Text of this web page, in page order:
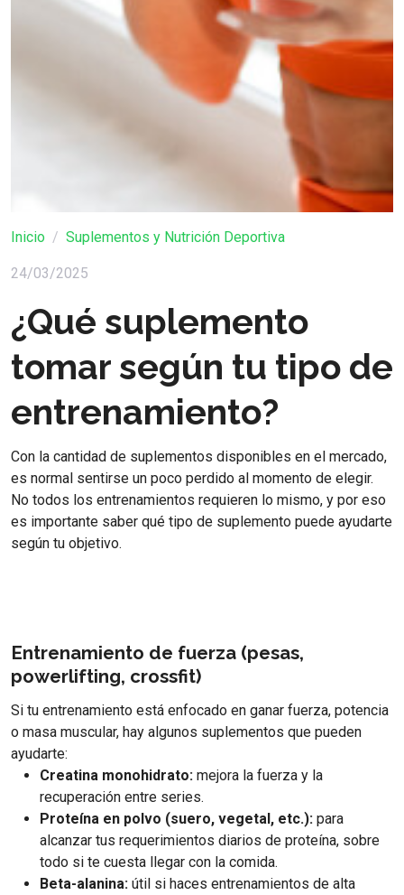
Inicio Suplementos y Nutrición Deportiva
24/03/2025
¿Qué suplemento
tomar según tu tipo de
entrenamiento?
Con la cantidad de suplementos disponibles en el mercado,
es normal sentirse un poco perdido al momento de elegir.
No todos los entrenamientos requieren lo mismo, y por eso
es importante saber qué tipo de suplemento puede ayudarte
según tu objetivo.
Entrenamiento de fuerza (pesas,
powerlifting, crossfit)
Si tu entrenamiento está enfocado en ganar fuerza, potencia
o masa muscular, hay algunos suplementos que pueden
ayudarte:
Creatina monohidrato: mejora la fuerza y la
recuperación entre series.
Proteína en polvo (suero, vegetal, etc.): para
alcanzar tus requerimientos diarios de proteína, sobre
todo si te cuesta llegar con la comida.
Beta-alanina: útil si haces entrenamientos de alta